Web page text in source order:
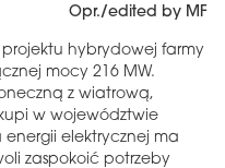
Opr./edited by MF
hybrydowej farmy
mocy 216 MW.
z wiatrową,
w województwie
elektrycznej ma
zaspokoić potrzeby